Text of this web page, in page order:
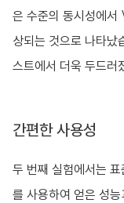
은 수준의 동시성에
상되는 것으로 나타났
스트에서 더욱 두드러
간편한 사용성
두 번째 실험에서는
를 사용하여 얻은 성